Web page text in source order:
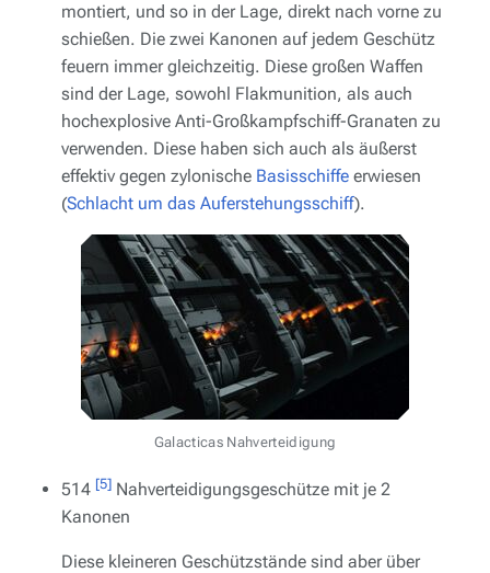
montiert, und so in der Lage, direkt nach vorne zu
schießen. Die zwei Kanonen auf jedem Geschütz
feuern immer gleichzeitig. Diese großen Waffen
sind der Lage, sowohl Flakmunition, als auch
hochexplosive Anti-Großkampfschiff-Granaten zu
verwenden. Diese haben sich auch als äußerst
effektiv gegen zylonische Basisschiffe erwiesen
(Schlacht um das Auferstehungsschiff).
Galacticas Nahverteidigung
514 [5] Nahverteidigungsgeschütze mit je 2
Kanonen
Diese kleineren Geschützstände sind aber über